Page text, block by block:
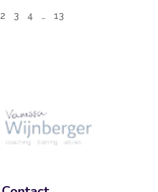
2 3 4 … 13